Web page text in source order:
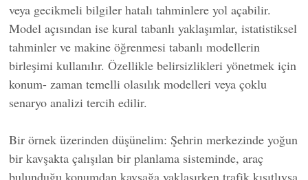
veya gecikmeli bilgiler hatalı tahminlere yol açabilir.
Model açısından ise kural tabanlı yaklaşımlar, istatistiksel
tahminler ve makine öğrenmesi tabanlı modellerin
birleşimi kullanılır. Özellikle belirsizlikleri yönetmek için
konum- zaman temelli olasılık modelleri veya çoklu
senaryo analizi tercih edilir.
Bir örnek üzerinden düşünelim: Şehrin merkezinde yoğun
bir kavşakta çalışılan bir planlama sisteminde, araç
bulunduğu konumdan kavşağa yaklaşırken trafik kısıtlıysa